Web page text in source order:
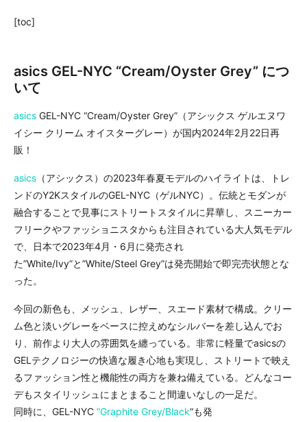
[toc]
asics GEL-NYC “Cream/Oyster Grey” につ
いて
asics GEL-NYC “Cream/Oyster Grey”（アシックス ゲルエヌワ
イシー クリーム オイスターグレー）が国内2024年2月22日再
販！
asics （アシックス）の2023年春夏モデルのハイライトは、トレ
ンドのY2KスタイルのGEL-NYC（ゲルNYC）。伝統とモダンが
融合することで見事にストリートスタイルに昇華し、スニーカー
フリークやファッショニスタからも注目されている大人気モデル
で、日本で2023年4月・6月に発売され
た”White/Ivy”と”White/Steel Grey”は発売開始で即完売状態とな
った。
今回の新色も、メッシュ、レザー、スエード素材で構成。クリー
ム色と淡いグレーをベースに控えめなシルバーを差し込んでお
り、前作より大人の雰囲気を纏っている。非常に軽量でasicsの
GELテクノロジーの快適な履き心地も実現し、ストリートで映え
るファッション性と機能性の両方を兼ね備えている。どんなコー
デもスタイリッシュにまとまること間違いなしの一足だ。
同時に、GEL-NYC “Graphite Grey/Black“も発